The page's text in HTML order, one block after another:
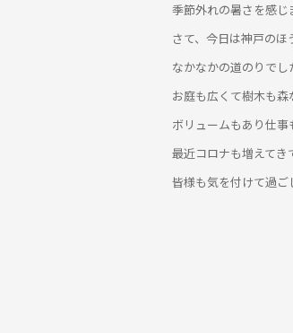
季節外れの暑さを感じ
さて、今日は神戸のほ
なかなかの道のりでし
お庭も広くて樹木も森
ボリュームもあり仕事
最近コロナも増えてき
皆様も気を付けて過ご